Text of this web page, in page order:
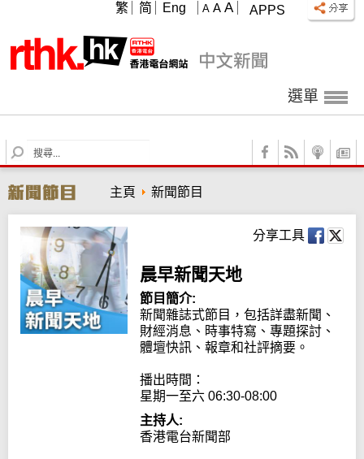
APPS
A A A
繁 简 Eng
選單
S
e
r
c
h
主頁 新聞節目
分享工具
晨早新聞天地
節目簡介:
新聞雜誌式節目，包括詳盡新聞、
財經消息、時事特寫、專題探討、
體壇快訊、報章和社評摘要。
播出時間：
星期一至六 06:30-08:00
主持人:
香港電台新聞部